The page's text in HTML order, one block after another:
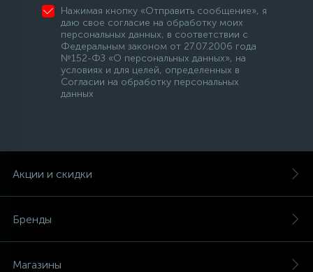
Нажимая кнопку «Отправить сообщение», я
даю свое согласие на обработку моих
персональных данных, в соответствии с
Федеральным законом от 27.07.2006 года
№152-ФЗ «О персональных данных», на
условиях и для целей, определенных в
Согласии на обработку персональных
данных
Акции и скидки
Бренды
Магазины